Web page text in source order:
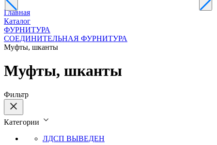
Главная
Каталог
ФУРНИТУРА
СОЕДИНИТЕЛЬНАЯ ФУРНИТУРА
Муфты, шканты
Муфты, шканты
Фильтр
Категории
ЛДСП ВЫВЕДЕН